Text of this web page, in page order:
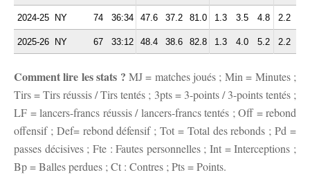
2024-25 NY 74 36:34 47.6 37.2 81.0 1.3 3.5 4.8 2.2
2025-26 NY 67 33:12 48.4 38.6 82.8 1.3 4.0 5.2 2.2
Comment lire les stats ? MJ = matches joués ; Min = Minutes ;
Tirs = Tirs réussis / Tirs tentés ; 3pts = 3-points / 3-points tentés ;
LF = lancers-francs réussis / lancers-francs tentés ; Off = rebond
offensif ; Def= rebond défensif ; Tot = Total des rebonds ; Pd =
passes décisives ; Fte : Fautes personnelles ; Int = Interceptions ;
Bp = Balles perdues ; Ct : Contres ; Pts = Points.